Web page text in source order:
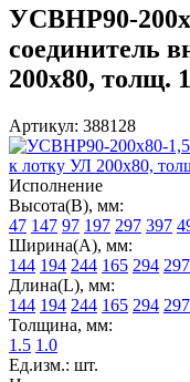
УСВНР90-
соединитель
200х80, толщ.
Артикул: 388128
Исполнение
Высота(В), мм:
47 147 97 197 297 397
Ширина(А), мм:
144 194 244 165 294 297
Длина(L), мм:
144 194 244 165 294 297
Толщина, мм:
1.5 1.0
Ед.изм.: шт.